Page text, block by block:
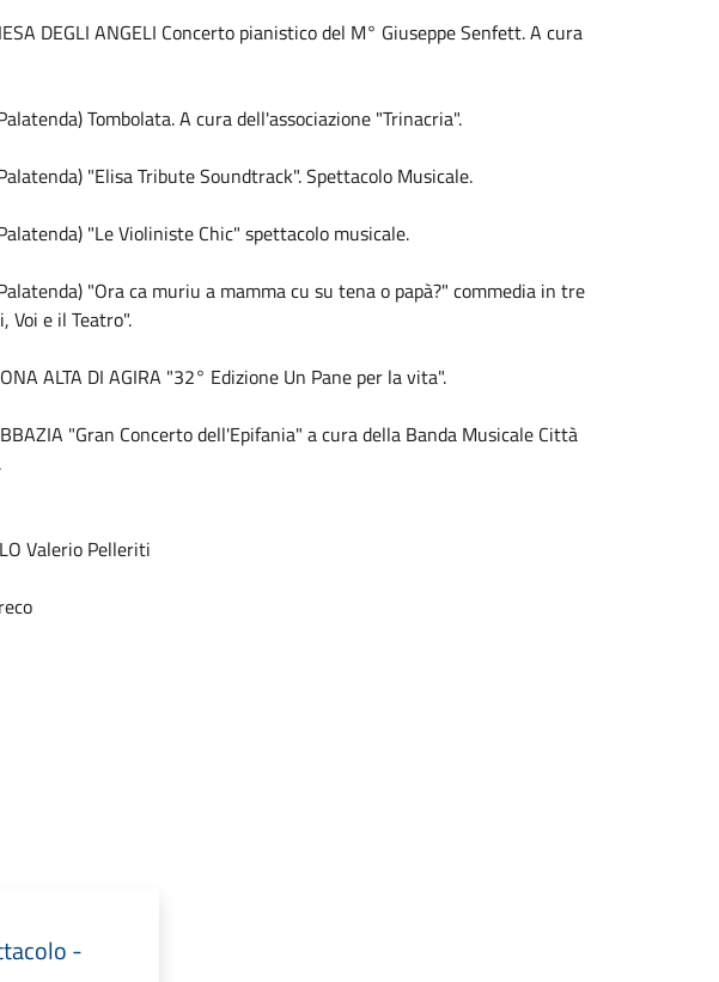
DEGLI ANGELI Concerto pianistico del M° Giuseppe Senfett. A cura
Tombolata. A cura dell'associazione "Trinacria".
"Elisa Tribute Soundtrack". Spettacolo Musicale.
"Le Violiniste Chic" spettacolo musicale.
"Ora ca muriu a mamma cu su tena o papà?" commedia in tre
Voi e il Teatro".
ALTA DI AGIRA "32° Edizione Un Pane per la vita".
"Gran Concerto dell'Epifania" a cura della Banda Musicale Città
Valerio Pelleriti
-